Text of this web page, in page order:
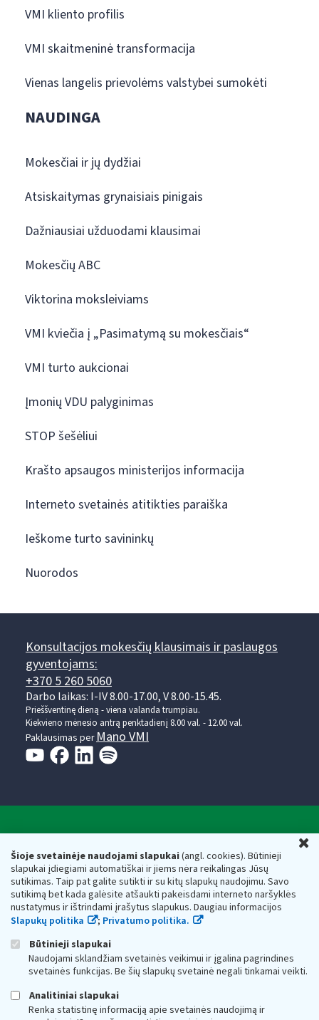
Šioje svetainėje naudojami slapukai(angl. cookies). Būtinieji
slapukai įdiegiami automatiškai ir jiems nėra reikalingas Jūsų
sutikimas. Taip pat galite sutikti ir su kitų slapukų naudojimu. Savo
sutikimą bet kada galėsite atšaukti pakeisdami interneto naršyklės
nustatymus ir ištrindami įrašytus slapukus. Daugiau informacijos
Slapukų politika
; Privatumo politika.
Būtinieji slapukai
Naudojami sklandžiam svetainės veikimui ir įgalina pagrindines
svetainės funkcijas. Be šių slapukų svetainė negali tinkamai veikti.
Analitiniai slapukai
Renka statistinę informaciją apie svetainės naudojimą ir
VMI kliento profilis
VMI skaitmeninė transformacija
Vienas langelis prievolėms valstybei sumokėti
NAUDINGA
Mokesčiai ir jų dydžiai
Atsiskaitymas grynaisiais pinigais
Dažniausiai užduodami klausimai
Mokesčių ABC
Viktorina moksleiviams
VMI kviečia į „Pasimatymą su mokesčiais“
VMI turto aukcionai
Įmonių VDU palyginimas
STOP šešėliui
Krašto apsaugos ministerijos informacija
Interneto svetainės atitikties paraiška
Ieškome turto savininkų
Nuorodos
Konsultacijos mokesčių klausimais ir paslaugos
gyventojams:
+370 5 260 5060
Darbo laikas: I-IV 8.00-17.00, V 8.00-15.45.
Prieššventinę dieną - viena valanda trumpiau.
Kiekvieno mėnesio antrą penktadienį 8.00 val. - 12.00 val.
Paklausimas perMano VMI
Valstybinė mokesčių inspekcija prie Lietuvos
Respublikos finansų ministerijos
Biudžetinė įstaiga. Juridinio asmens kodas — 188659752,
adresas: Vasario 16-osios g. 14, 01107 Vilnius, Lietuva, el.paštas:
vmi@vmi.lt , E. pristatymo dėžutės adresas 188659752
Duomenys apie Valstybinę mokesčių inspekciją prie Lietuvos
Respublikos finansų ministerijos kaupiami ir saugomi Juridinių